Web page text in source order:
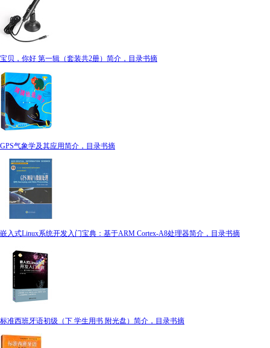
宝贝，你好 第一辑（套装共2册）简介，目录书摘
GPS气象学及其应用简介，目录书摘
嵌入式Linux系统开发入门宝典：基于ARM Cortex-A8处理器简介，目录书摘
标准西班牙语初级（下 学生用书 附光盘）简介，目录书摘